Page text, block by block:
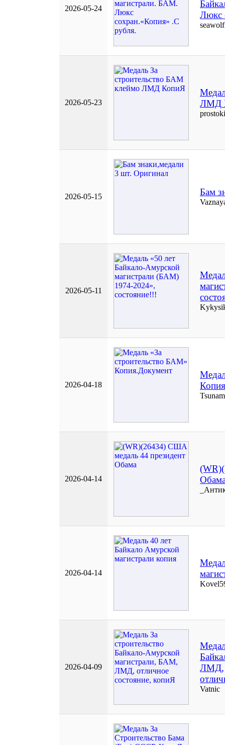
2026-05-24
Люкс
2026-05-23
ЛМД
2026-05-15 Бам
2026-05-11
2026-04-18
2026-04-14
2026-04-14
2026-04-09
ЛМД,
Vatnic